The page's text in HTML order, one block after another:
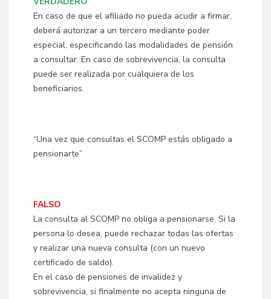
En caso de que el afiliado no pueda acudir a firmar,
deberá autorizar a un tercero mediante poder
especial, especificando las modalidades de pensión
a consultar. En caso de sobrevivencia, la consulta
puede ser realizada por cualquiera de los
beneficiarios.
“Una vez que consultas el SCOMP estás obligado a
pensionarte”
FALSO
La consulta al SCOMP no obliga a pensionarse. Si la
persona lo desea, puede rechazar todas las ofertas
y realizar una nueva consulta (con un nuevo
certificado de saldo).
En el caso de pensiones de invalidez y
sobrevivencia, si finalmente no acepta ninguna de